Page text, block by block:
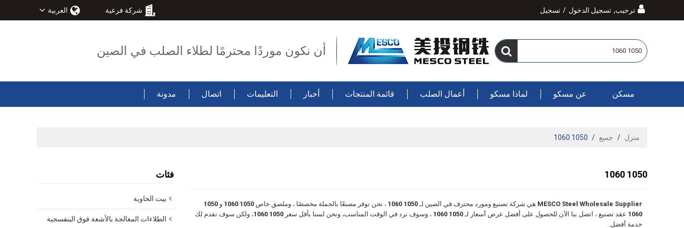
ترحيب, تسجيل الدخول / تسجيل شركة فرعية العربية
أن نكون موردًا محترمًا لطلاء الصلب في الصين
مسكن عن مسكو لماذا مسكو أعمال الصلب قائمة المنتجات أخبار التعليمات اتصال مدونة
منزل / جميع /
1050 1060
فئات
بيت الحاوية
الطلاءات المعالجة بالأشعة فوق البنفسجية
1050 1060
MESCO Steel Wholesale Supplier هي شركة تصنيع ومورد محترف في الصين لـ1050 1060 ، نحن نوفر مصنعًا بالجملة مخصصًا ، وملصق خاص 1050 1060 و 1050
1060 عقد تصنيع ، اتصل بنا الآن للحصول على أفضل عرض أسعار لـ1050 1060 ، وسوف نرد في الوقت المناسب، ونحن لسنا بأقل سعر 1050 1060
، ولكن سوف نقدم لك
خدمة أفضل.